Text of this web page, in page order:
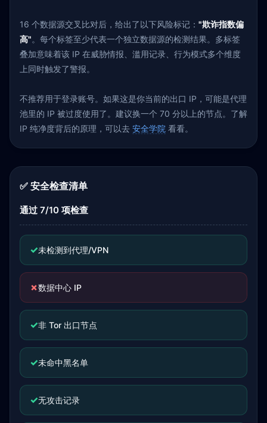
16 个数据源交叉比对后，给出了以下风险标记： "欺诈指数偏
高"。每个标签至少代表一个独立数据源的检测结果。多标签
叠加意味着该 IP 在威胁情报、滥用记录、行为模式多个维度
上同时触发了警报。
不推荐用于登录账号。如果这是你当前的出口 IP，可能是代理
池里的 IP 被过度使用了。建议换一个 70 分以上的节点。了解
IP 纯净度背后的原理，可以去 安全学院 看看。
✅ 安全检查清单
通过 7/10 项检查
✓未检测到代理/VPN
✗数据中心 IP
✓非 Tor 出口节点
✓未命中黑名单
✓无攻击记录